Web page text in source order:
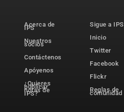
Acerca de
IPS
Nuestros
socios
Contáctenos
Apóyenos
¿Quieres
publicar
notas de
IPS?
Sigue a IPS
Inicio
Twitter
Facebook
Flickr
Reglas de
comunidad